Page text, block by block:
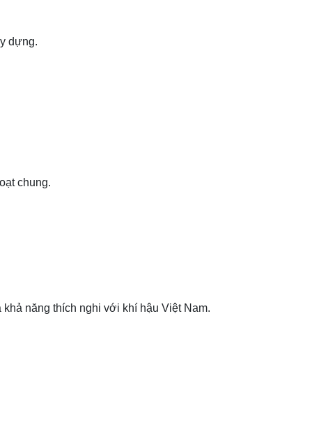
dựng.
chung.
năng thích nghi với khí hậu Việt Nam.